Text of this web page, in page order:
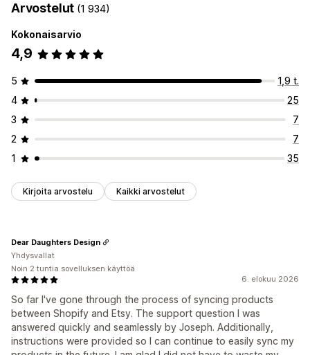
Arvostelut (1 934)
Kokonaisarvio
4,9
5
1,9 t.
4
25
3
7
2
7
1
35
Kirjoita arvostelu Kaikki arvostelut
6. elokuu 2026
So far I've gone through the process of syncing products
between Shopify and Etsy. The support question I was
answered quickly and seamlessly by Joseph. Additionally,
instructions were provided so I can continue to easily sync my
Dear Daughters Design
Yhdysvallat
Noin 2 tuntia sovelluksen käyttöä